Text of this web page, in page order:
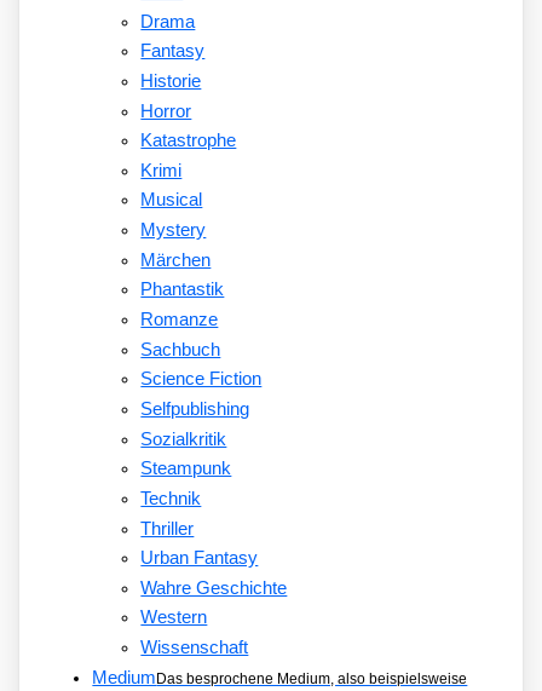
Drama
Fantasy
Historie
Horror
Katastrophe
Krimi
Musical
Mystery
Märchen
Phantastik
Romanze
Sachbuch
Science Fiction
Selfpublishing
Sozialkritik
Steampunk
Technik
Thriller
Urban Fantasy
Wahre Geschichte
Western
Wissenschaft
MediumDas besprochene Medium, also beispielsweise